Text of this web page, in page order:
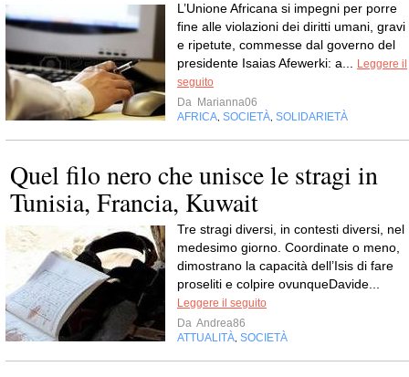
L’Unione Africana si impegni per porre
fine alle violazioni dei diritti umani, gravi
e ripetute, commesse dal governo del
presidente Isaias Afewerki: a... Leggere il
seguito
Da Marianna06
AFRICA, SOCIETÀ, SOLIDARIETÀ
Quel filo nero che unisce le stragi in
Tunisia, Francia, Kuwait
Tre stragi diversi, in contesti diversi, nel
medesimo giorno. Coordinate o meno,
dimostrano la capacità dell’Isis di fare
proseliti e colpire ovunqueDavide...
Leggere il seguito
Da Andrea86
ATTUALITÀ, SOCIETÀ